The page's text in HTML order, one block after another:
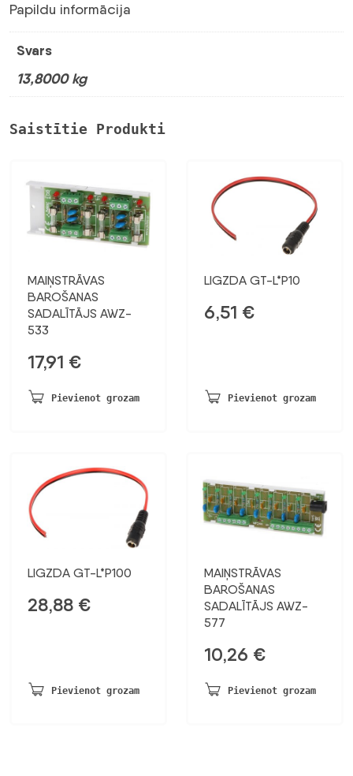
Papildu informācija
Svars
13,8000 kg
Saistītie Produkti
MAIŅSTRĀVAS
BAROŠANAS
SADALĪTĀJS AWZ-
533
17,91 €
Pievienot grozam
LIGZDA GT-L*P10
6,51 €
Pievienot grozam
LIGZDA GT-L*P100
28,88 €
Pievienot grozam
MAIŅSTRĀVAS
BAROŠANAS
SADALĪTĀJS AWZ-
577
10,26 €
Pievienot grozam